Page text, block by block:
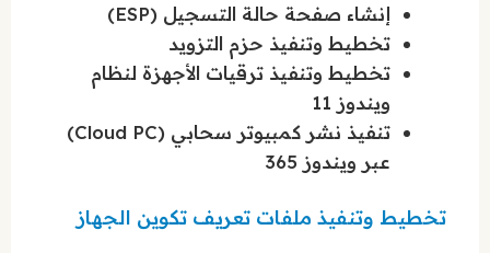
إنشاء صفحة حالة التسجيل (ESP)
تخطيط وتنفيذ حزم التزويد
تخطيط وتنفيذ ترقيات الأجهزة لنظام
ويندوز 11
تنفيذ نشر كمبيوتر سحابي (Cloud PC)
عبر ويندوز 365
تخطيط وتنفيذ ملفات تعريف تكوين الجهاز